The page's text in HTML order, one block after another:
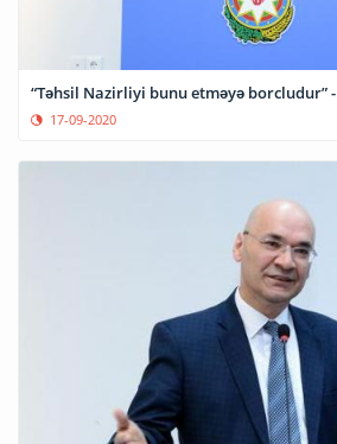
“Təhsil Nazirliyi bunu etməyə borcludur”
17-09-2020